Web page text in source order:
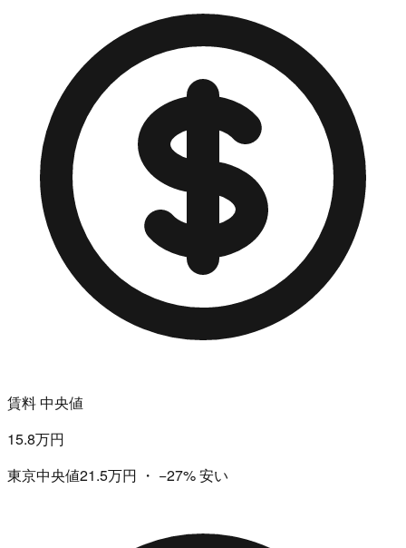
賃料 中央値
15.8万円
東京中央値21.5万円 ・ −27%安い